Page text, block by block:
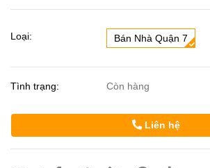
Loại: Bán Nhà Quận 7
Tình trạng: Còn hàng
Liên hệ